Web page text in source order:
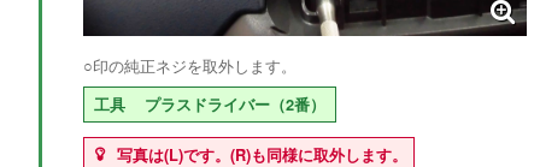
○印の純正ネジを取外します。
工具
プラスドライバー（2番）
写真は(L)です。(R)も同様に取外します。